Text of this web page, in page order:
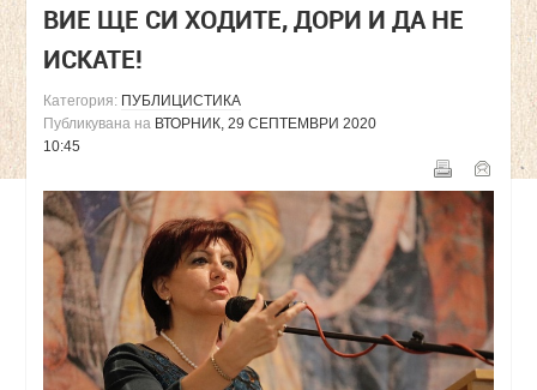
ВИЕ ЩЕ СИ ХОДИТЕ, ДОРИ И ДА НЕ
ИСКАТЕ!
Категория: ПУБЛИЦИСТИКА
Публикувана на ВТОРНИК, 29 СЕПТЕМВРИ 2020
10:45